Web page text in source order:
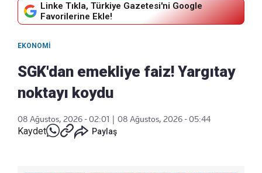
Linke Tıkla, Türkiye Gazetesi'ni Google
Favorilerine Ekle!
EKONOMI
SGK'dan emekliye faiz! Yargıtay
noktayı koydu
08 Ağustos, 2026 - 02:01 08 Ağustos, 2026 - 05:44
Kaydet Paylaş